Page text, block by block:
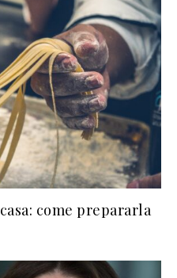
come prepararla